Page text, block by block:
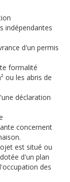
indépendantes
d'un permis
formalité
ou les abris de
déclaration
concernent
est situé ou
d'un plan
des